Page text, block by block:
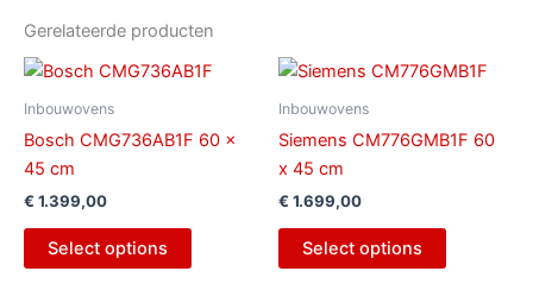
Gerelateerde producten
Inbouwovens
Bosch CMG736AB1F 60 x
45 cm
€ 1.399,00
Select options
Inbouwovens
Siemens CM776GMB1F 60
x 45 cm
€ 1.699,00
Select options